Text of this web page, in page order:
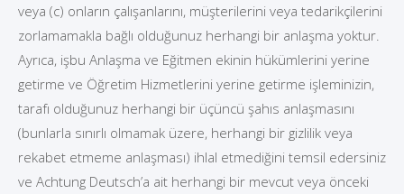
veya (c) onların çalışanlarını, müşterilerini veya tedarikçilerini
zorlamamakla bağlı olduğunuz herhangi bir anlaşma yoktur.
Ayrıca, işbu Anlaşma ve Eğitmen ekinin hükümlerini yerine
getirme ve Öğretim Hizmetlerini yerine getirme işleminizin,
tarafı olduğunuz herhangi bir üçüncü şahıs anlaşmasını
(bunlarla sınırlı olmamak üzere, herhangi bir gizlilik veya
rekabet etmeme anlaşması) ihlal etmediğini temsil edersiniz
ve Achtung Deutsch’a ait herhangi bir mevcut veya önceki